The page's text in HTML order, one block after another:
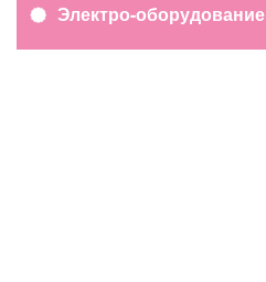
Электро-оборудование